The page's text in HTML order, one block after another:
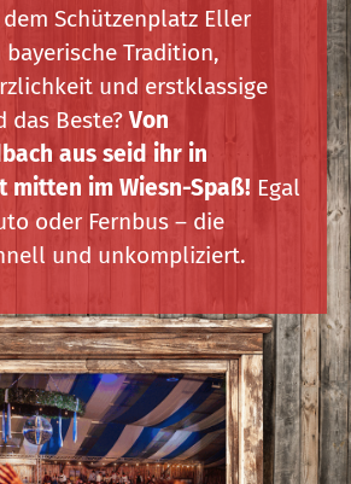
Schützenplatz Eller
Tradition,
und erstklassige
das Beste? Von
aus seid ihr in
mitten im Wiesn-Spaß! Egal
oder Fernbus – die
und unkompliziert.